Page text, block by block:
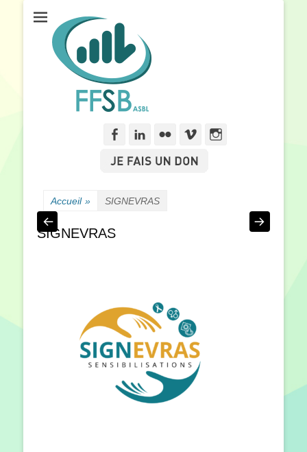
Fédération Francophone des Sourds de Belgique
FacebookLinkedln
Flickr Vimeo
Accueil » SIGNEVRAS
SIGNEVRAS